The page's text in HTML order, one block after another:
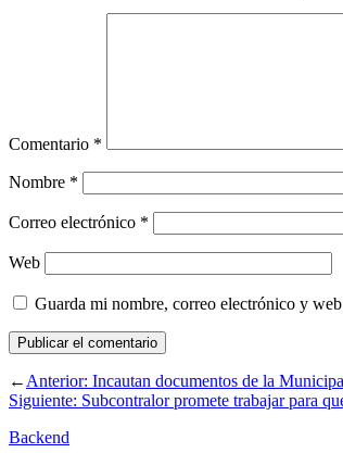
Comentario *
Nombre *
Correo electrónico *
Web
Guarda mi nombre, correo electrónico y
←Anterior: Incautan documentos de la
Siguiente: Subcontralor promete trabajar para
Backend